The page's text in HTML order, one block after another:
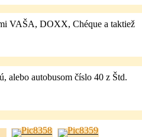
VAŠA, DOXX, Chéque a taktiež
alebo autobusom číslo 40 z Štd.